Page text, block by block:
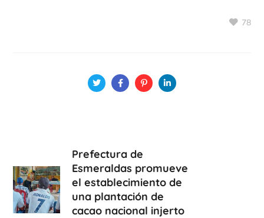
78
Prefectura de
Esmeraldas promueve
el establecimiento de
una plantación de
cacao nacional injerto